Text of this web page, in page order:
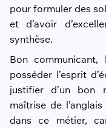
pour formuler des
et d’avoir
synthèse.
Bon
posséder l’esprit
justifier d’un bon
maîtrise de
dans ce métier,